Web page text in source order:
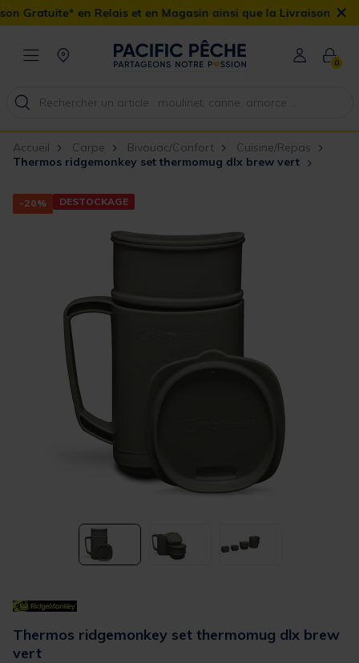
en Relais et en Magasin ainsi que la Livraison Domicile
×
0
Accueil Carpe Bivouac/Confort
Cuisine/Repas
Thermos ridgemonkey set thermomug dlx brew vert
-20% DESTOCKAGE
Thermos ridgemonkey set thermomug dlx brew
vert